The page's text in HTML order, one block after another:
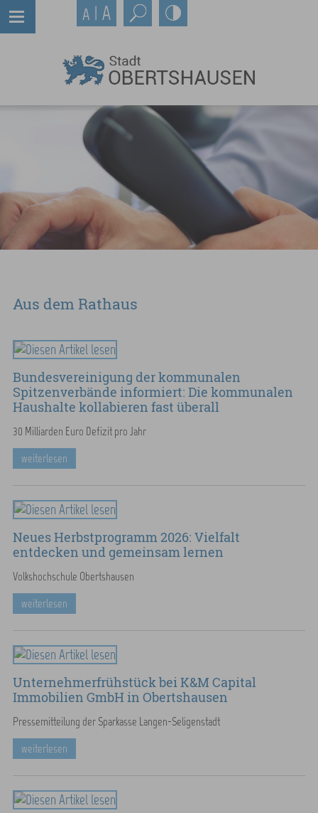
Aus dem Rathaus
Bundesvereinigung der kommunalen
Spitzenverbände informiert: Die kommunalen
Haushalte kollabieren fast überall
30 Milliarden Euro Defizit pro Jahr
weiterlesen
Neues Herbstprogramm 2026: Vielfalt
entdecken und gemeinsam lernen
Volkshochschule Obertshausen
weiterlesen
Unternehmerfrühstück bei K&M Capital
Immobilien GmbH in Obertshausen
Pressemitteilung der Sparkasse Langen-Seligenstadt
weiterlesen